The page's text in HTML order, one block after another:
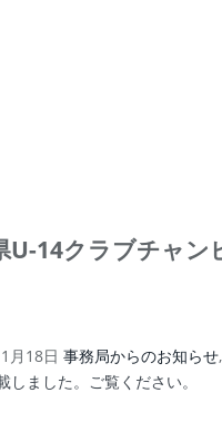
U-14クラブチャ
月18日 事務局からのお知らせ,
ました。ご覧ください。